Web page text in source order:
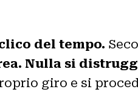
del tempo.
Nulla si
giro e si